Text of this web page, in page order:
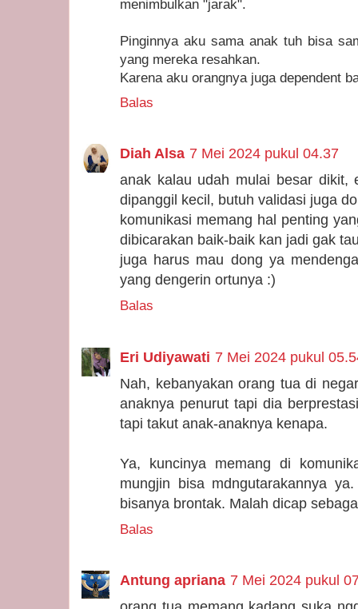
menimbulkan "jarak".
Pinginnya aku sama anak tuh bisa
yang mereka resahkan.
Karena aku orangnya juga dependent
Balas
Diah Alsa 7 Mei 2024 pukul 04.37
anak kalau udah mulai besar dikit,
dipanggil kecil, butuh validasi juga
komunikasi memang hal penting
dibicarakan baik-baik kan jadi gak
juga harus mau dong ya
yang dengerin ortunya :)
Balas
Eri Udiyawati 7 Mei 2024 pukul
Nah, kebanyakan orang tua di
anaknya penurut tapi dia
tapi takut anak-anaknya kenapa.
Ya, kuncinya memang di
mungjin bisa mdngutarakannya
bisanya brontak. Malah dicap
Balas
Antung apriana 7 Mei 2024 pukul